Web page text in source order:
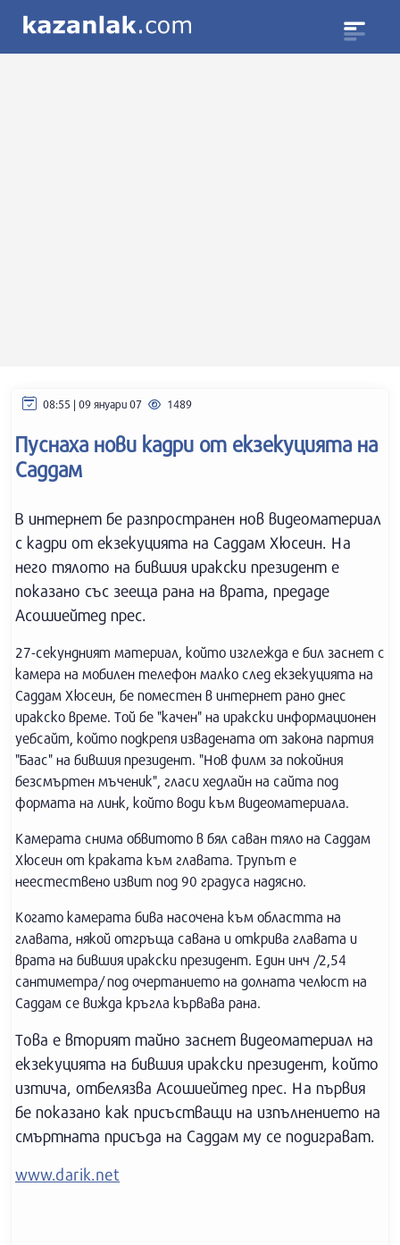
08:55 | 09 януари 07 1489
Пуснаха нови кадри от екзекуцията на
Саддам
В интернет бе разпространен нов видеоматериал
с кадри от екзекуцията на Саддам Хюсеин. На
него тялото на бившия иракски президент е
показано със зееща рана на врата, предаде
Асошиейтед прес.
27-секундният материал, който изглежда е бил заснет с
камера на мобилен телефон малко след екзекуцията на
Саддам Хюсеин, бе поместен в интернет рано днес
иракско време. Той бе "качен" на иракски информационен
уебсайт, който подкрепя извадената от закона партия
"Баас" на бившия президент. "Нов филм за покойния
безсмъртен мъченик", гласи хедлайн на сайта под
формата на линк, който води към видеоматериала.
Камерата снима обвитото в бял саван тяло на Саддам
Хюсеин от краката към главата. Трупът е
неестествено извит под 90 градуса надясно.
Когато камерата бива насочена към областта на
главата, някой отгръща савана и открива главата и
врата на бившия иракски президент. Един инч /2,54
сантиметра/ под очертанието на долната челюст на
Саддам се вижда кръгла кървава рана.
Това е вторият тайно заснет видеоматериал на
екзекуцията на бившия иракски президент, който
изтича, отбелязва Асошиейтед прес. На първия
бе показано как присъстващи на изпълнението на
смъртната присъда на Саддам му се подиграват.
www.darik.net